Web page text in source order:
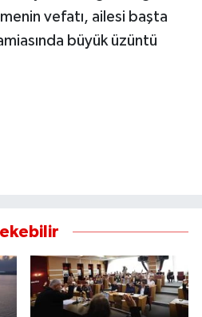
vefatı, ailesi başta
büyük üzüntü